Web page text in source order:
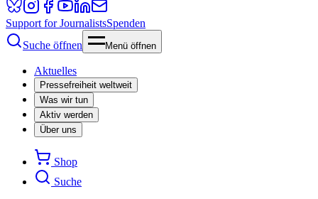
Support for JournalistsSpenden
Suche öffnen
Menü öffnen
Aktuelles
Pressefreiheit weltweit
Was wir tun
Aktiv werden
Über uns
Shop
Suche